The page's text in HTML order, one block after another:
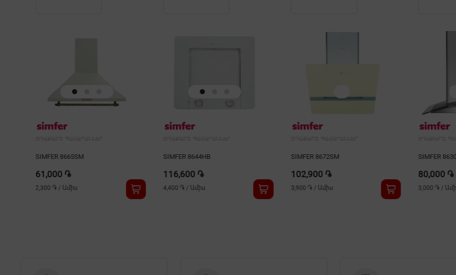
ՕԴԱՔԱՐՇ ՊԱՀԱՐԱՆՆԵՐ
SIMFER 8644HB
116,600 ֏
4,400 ֏ / Ամիս
ՕԴԱՔԱՐՇ ՊԱՀԱՐԱՆՆԵՐ
SIMFER 8672SM
102,900 ֏
3,900 ֏ / Ամիս
ՕԴԱՔԱՐՇ ՊԱՀԱՐԱՆՆԵՐ
SIMFER 8630SM
80,000 ֏
3,000 ֏ / Ամիս
ՕԴԱՔԱՐՇ
VIKASS
75,000 ֏
2,800 ֏ /